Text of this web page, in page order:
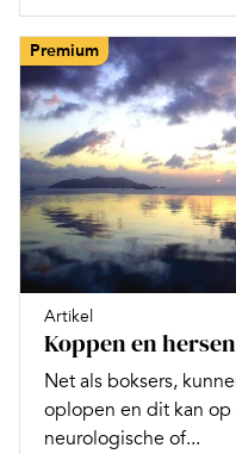
Premium
Artikel
Koppen en
Net als boksers,
oplopen en dit kan
neurologische of...